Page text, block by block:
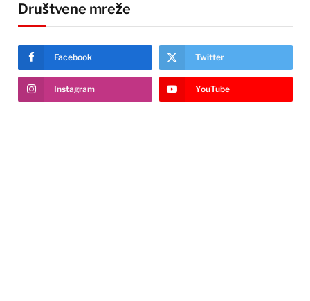
Društvene mreže
Facebook Twitter
Instagram YouTube